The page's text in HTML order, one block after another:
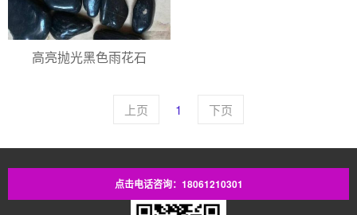
高亮抛光黑色雨花石
上页 1 下页
点击电话咨询：18061210301